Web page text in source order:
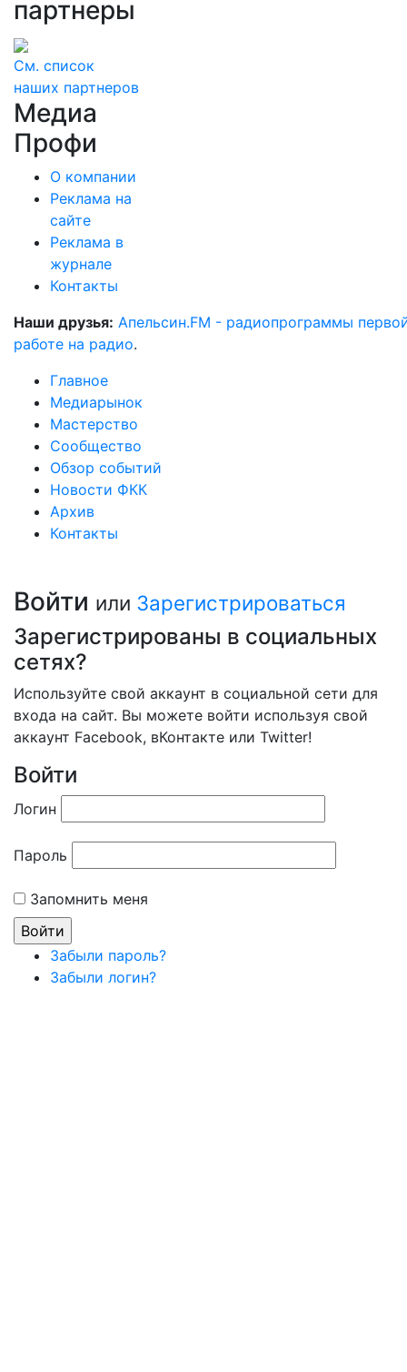
партнеры
См. список
наших партнеров
Медиа
Профи
О компании
Реклама на
сайте
Реклама в
журнале
Контакты
Наши друзья: Апельсин.FM - радиопрограммы
работе на радио.
Главное
Медиарынок
Мастерство
Сообщество
Обзор событий
Новости ФКК
Архив
Контакты
Войти или Зарегистрироваться
Зарегистрированы в социальных
сетях?
Используйте свой аккаунт в социальной сети для
входа на сайт. Вы можете войти используя свой
аккаунт Facebook, вКонтакте или Twitter!
Войти
Логин
Пароль
Запомнить меня
Забыли пароль?
Забыли логин?